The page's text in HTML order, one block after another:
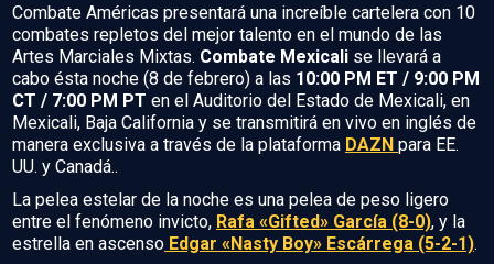
Combate Américas presentará una increíble cartelera con 10
combates repletos del mejor talento en el mundo de las
Artes Marciales Mixtas. Combate Mexicali se llevará a
cabo ésta noche (8 de febrero) a las 10:00 PM ET / 9:00 PM
CT / 7:00 PM PT en el Auditorio del Estado de Mexicali, en
Mexicali, Baja California y se transmitirá en vivo en inglés de
manera exclusiva a través de la plataforma DAZN para EE.
UU. y Canadá..
La pelea estelar de la noche es una pelea de peso ligero
entre el fenómeno invicto, Rafa «Gifted» García (8-0), y la
estrella en ascenso Edgar «Nasty Boy» Escárrega (5-2-1).